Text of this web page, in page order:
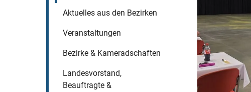
Aktuelles aus den Bezirken
Veranstaltungen
Bezirke & Kameradschaften
Landesvorstand,
Beauftragte &